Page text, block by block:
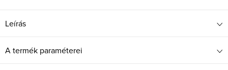
Leírás
A termék paraméterei